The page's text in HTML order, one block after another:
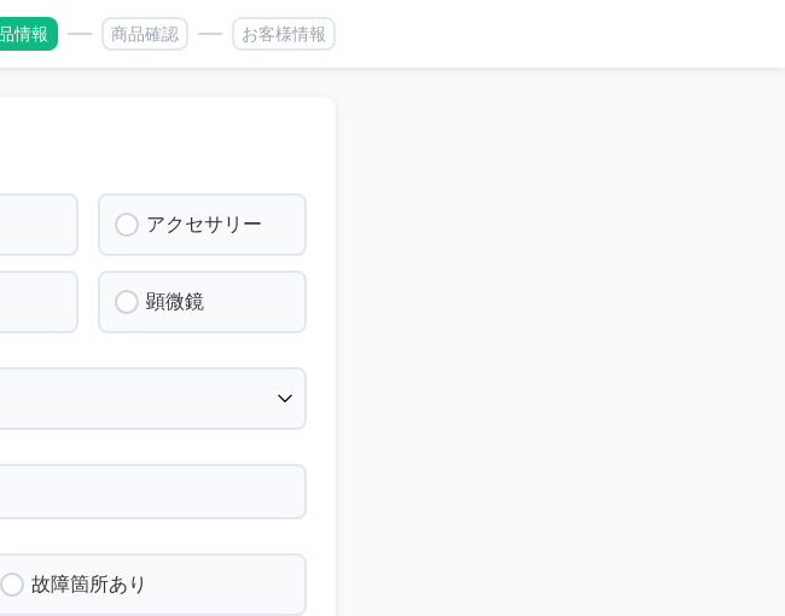
情報 商品確認 お客様情報
アクセサリー
顕微鏡
故障箇所あり